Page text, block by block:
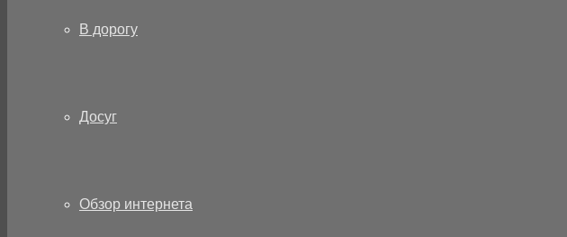
В дорогу
Досуг
Обзор интернета